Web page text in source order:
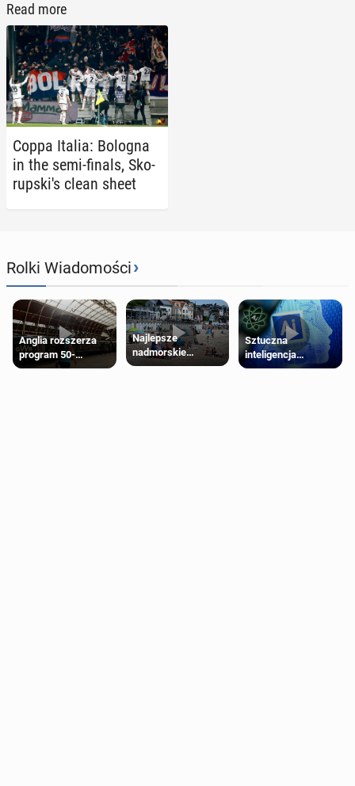
Read more
Coppa Italia: Bologna
in the semi-finals, Sko­
rup­ski's clean sheet
Rolki Wiadomości›
Anglia rozszerza
program 50-
procentowych
Najlepsze
nadmorskie
miasteczko blisko
Sztuczna
inteligencja
próbowała oszukać